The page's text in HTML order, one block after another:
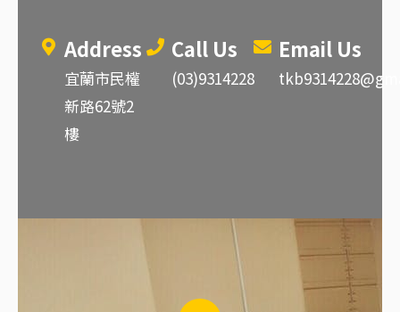
Address
宜蘭市民權
新路62號2
樓
Call Us
(03)9314228
Email Us